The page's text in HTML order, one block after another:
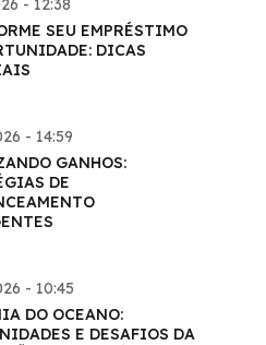
- 12:38
SEU EMPRÉSTIMO
DICAS
- 14:59
GANHOS:
DE
- 10:45
DO OCEANO:
E DESAFIOS DA